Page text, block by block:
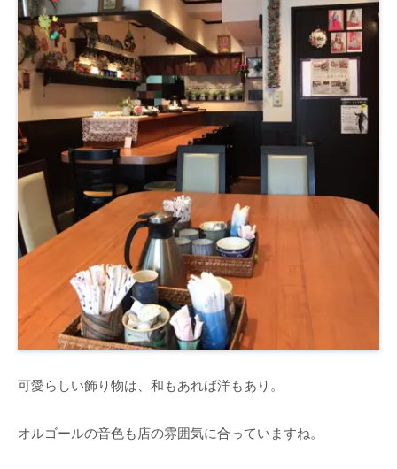
可愛らしい飾り物は、和もあれば洋もあり。
オルゴールの音色も店の雰囲気に合っていますね。